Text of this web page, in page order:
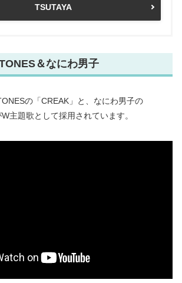
TSUTAYA
＆なにわ男子
の「CREAK」と、なにわ男子の
主題歌として採用されています。